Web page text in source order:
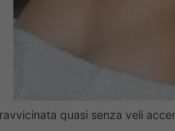
quasi senza veli